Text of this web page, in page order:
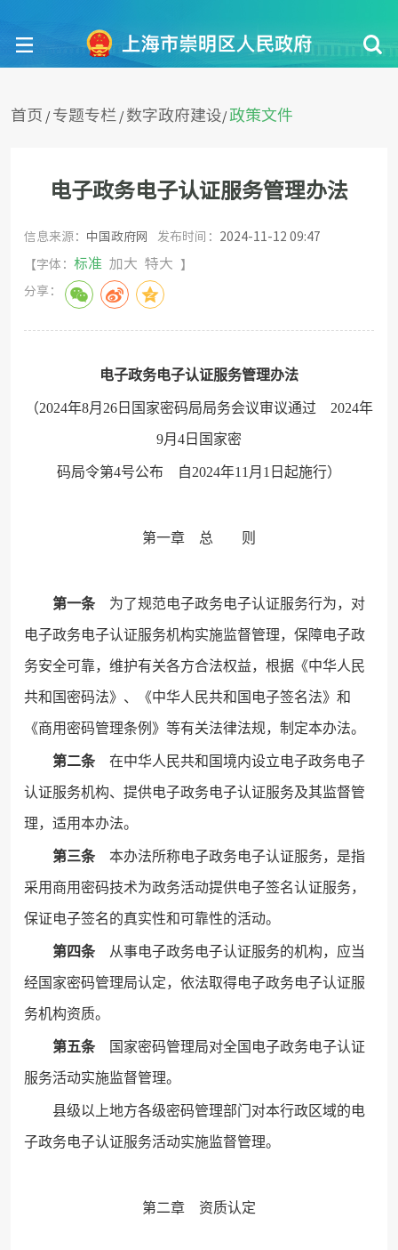
首页 /专题专栏 /数字政府建设/政策文件
电子政务电子认证服务管理办法
信息来源： 中国政府网 发布时间： 2024-11-12 09:47
【字体： 标准 加大 特大 】
分享：
电子政务电子认证服务管理办法
（2024年8月26日国家密码局局务会议审议通过 2024年
9月4日国家密
码局令第4号公布 自2024年11月1日起施行）
第一章 总 则
第一条为了规范电子政务电子认证服务行为，对
电子政务电子认证服务机构实施监督管理，保障电子政
务安全可靠，维护有关各方合法权益，根据《中华人民
共和国密码法》、《中华人民共和国电子签名法》和
《商用密码管理条例》等有关法律法规，制定本办法。
第二条在中华人民共和国境内设立电子政务电子
认证服务机构、提供电子政务电子认证服务及其监督管
理，适用本办法。
第三条本办法所称电子政务电子认证服务，是指
采用商用密码技术为政务活动提供电子签名认证服务，
保证电子签名的真实性和可靠性的活动。
第四条从事电子政务电子认证服务的机构，应当
经国家密码管理局认定，依法取得电子政务电子认证服
务机构资质。
第五条国家密码管理局对全国电子政务电子认证
服务活动实施监督管理。
县级以上地方各级密码管理部门对本行政区域的电
子政务电子认证服务活动实施监督管理。
第二章 资质认定